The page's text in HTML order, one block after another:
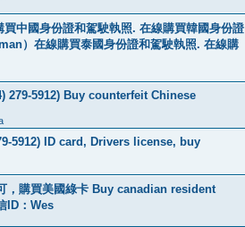
中國身份證和駕駛執照. 在線購買韓國身份證
）在線購買泰國身份證和駕駛執照. 在線購
279-5912) Buy counterfeit Chinese
5912) ID card, Drivers license, buy
，購買美國綠卡 Buy canadian resident
ID：Wes